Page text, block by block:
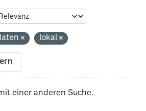
lokal
einer anderen Suche.